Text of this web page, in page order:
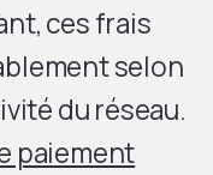
ces frais
selon
du réseau.
paiement